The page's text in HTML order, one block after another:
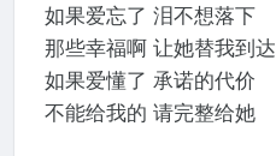
如果爱忘了 泪不想落下
那些幸福啊 让她替我到达
如果爱懂了 承诺的代价
不能给我的 请完整给她